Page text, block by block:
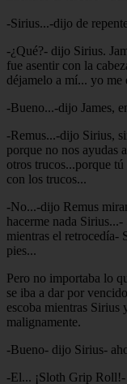
-Sirius...-dijo de
-¿Qué?- dijo Sirius.
fue asentir con la
déjamelo a mí... yo me
-Bueno...-dijo James,
-Remus...-dijo Sirius,
porque no nos ayudas
otros trucos...porque
con los trucos...
-No...-dijo Remus
hacerme nada Sirius...-
mientras el retrocedía-
pies...
Pero no importaba lo
se iba a dar por
escoba mientras
malignamente.
-Bueno- dijo Sirius-
-El... ¡Sloth Grip Roll!-